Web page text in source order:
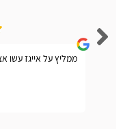
ממליץ על אייגז עשו